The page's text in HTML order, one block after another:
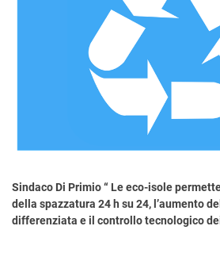
Sindaco Di Primio “ Le eco-isole
della spazzatura 24 h su 24, l’aumento
differenziata eil controllo tecnologico